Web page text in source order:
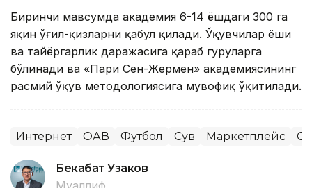
Биринчи мавсумда академия 6-14 ёшдаги 300 га
яқин ўғил-қизларни қабул қилади. Ўқувчилар ёши
ва тайёргарлик даражасига қараб гуруҳларга
бўлинади ва «Пари Сен-Жермен» академиясининг
расмий ўқув методологиясига мувофиқ ўқитилади.
Интернет ОАВ Футбол Сув Маркетплейс
Бекабат Узаков
Муаллиф